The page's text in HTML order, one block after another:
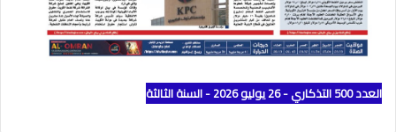
العدد 500 التذكاري - 26 يوليو 2026 - السنة الثالثة